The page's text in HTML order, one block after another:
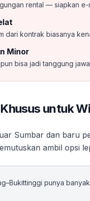
rental — siapkan
dari kontrak biasanya
Minor
bisa jadi tanggung
untuk
Sumbar dan baru
ambil opsi
punya